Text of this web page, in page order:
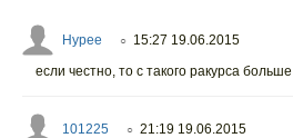
Hypee ○ 15:27 19.06.2015
если честно, то с такого ракурса
101225 ○ 21:19 19.06.2015